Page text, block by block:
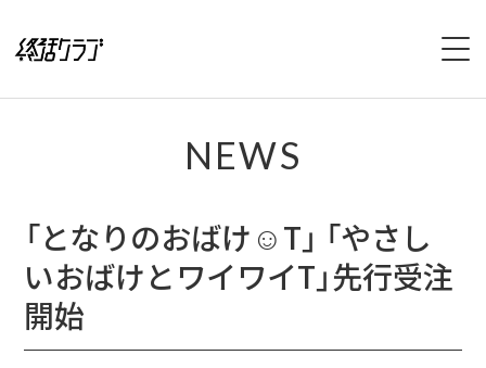
INTERVIEW
1stFullAlbum『終活のススメ』特設サイト
NEWS
「となりのおばけ☺︎T」 「やさし
いおばけとワイワイT」先行受注
開始